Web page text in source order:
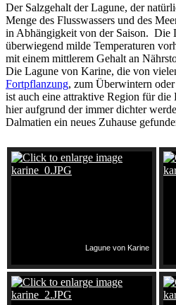
Der Salzgehalt der Lagune, der
Menge des Flusswassers und des
in Abhängigkeit von der Saison. Die
überwiegend milde Temperaturen
mit einem mittlerem Gehalt an
Die Lagune von Karine, die von
Fortpflanzung, zum Überwintern
ist auch eine attraktive Region für die
hier aufgrund der immer dichter
Dalmatien ein neues Zuhause
Lagune von Karine